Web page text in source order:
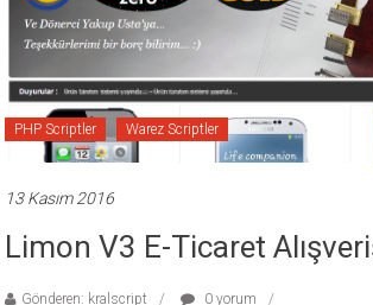
PHP Scriptler Warez Scriptler
13 Kasım 2016
Limon V3 E-Ticaret
Gönderen: kralscript
0 yorum